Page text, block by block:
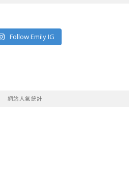
Follow Emily IG
網站人氣統計